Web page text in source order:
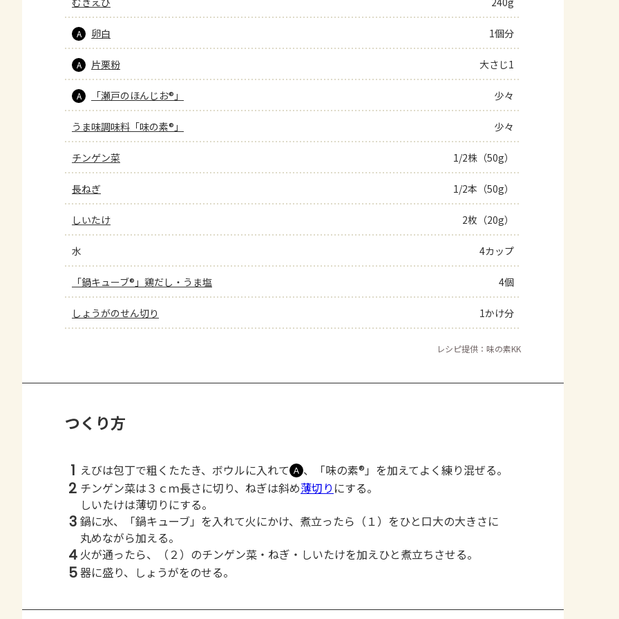
A 卵白 1個分
A 片栗粉 大さじ1
A 「瀬戸のほんじお®」 少々
うま味調味料「味の素®」 少々
チンゲン菜 1/2株（50g）
長ねぎ 1/2本（50g）
しいたけ 2枚（20g）
水 4カップ
「鍋キューブ®」鶏だし・うま塩 4個
しょうがのせん切り 1かけ分
レシピ提供：味の素KK
つくり方
1 えびは包丁で粗くたたき、ボウルに入れて Ａ 、「味の素®」を加えてよく練り混ぜる。
2 チンゲン菜は３ｃｍ長さに切り、ねぎは斜め薄切り にする。
しいたけは薄切りにする。
3 鍋に水、「鍋キューブ」を入れて火にかけ、煮立ったら（１）をひと口大の大きさに
丸めながら加える。
4 火が通ったら、（２）のチンゲン菜・ねぎ・しいたけを加えひと煮立ちさせる。
5器に盛り、しょうがをのせる。